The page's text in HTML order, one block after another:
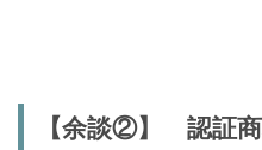
【余談②】 認証